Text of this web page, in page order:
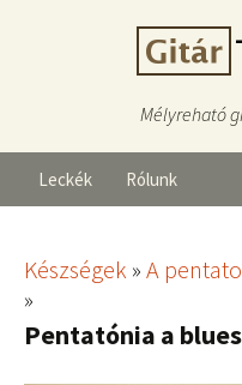
Mélyreható
Leckék Rólunk
Készségek » A
»
Pentatónia a